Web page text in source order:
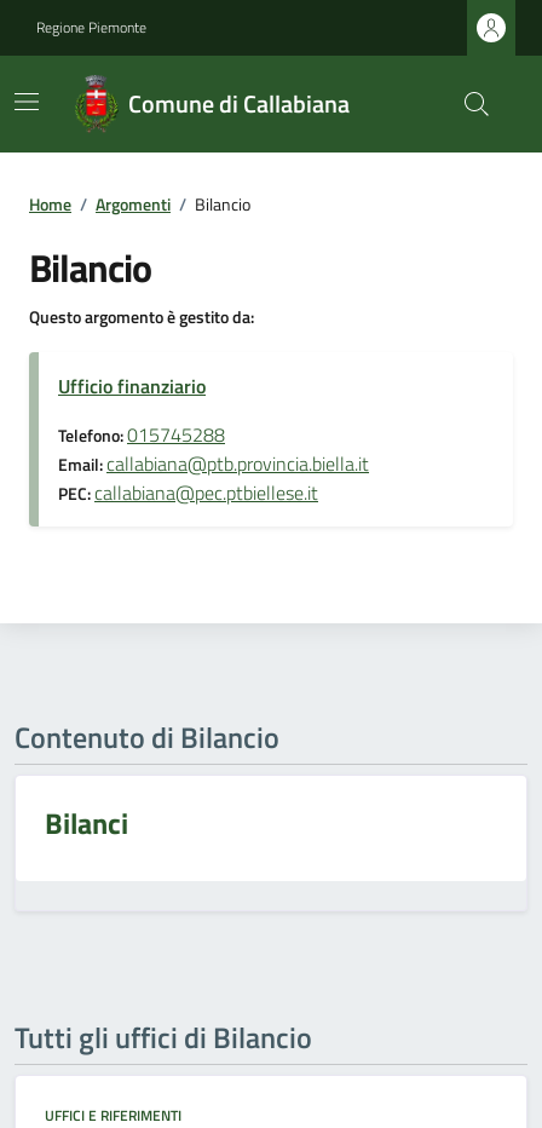
Regione Piemonte
Comune di Callabiana
Home / Argomenti / Bilancio
Bilancio
Questo argomento è gestito da:
Ufficio finanziario
Telefono:015745288
Email:callabiana@ptb.provincia.biella.it
PEC:callabiana@pec.ptbiellese.it
Contenuto di Bilancio
Bilanci
Tutti gli uffici di Bilancio
UFFICI E RIFERIMENTI